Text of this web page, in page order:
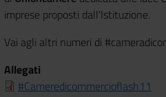
imprese proposti dall'Istituzione.
Vai agli altri numeri di
Allegati
#Cameredicommercioflash11